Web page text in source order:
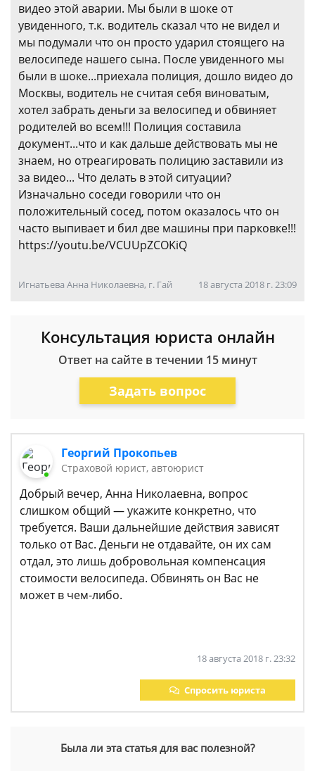
видео этой аварии. Мы были в шоке от
увиденного, т.к. водитель сказал что не видел и
мы подумали что он просто ударил стоящего на
велосипеде нашего сына. После увиденного мы
были в шоке...приехала полиция, дошло видео до
Москвы, водитель не считая себя виноватым,
хотел забрать деньги за велосипед и обвиняет
родителей во всем!!! Полиция составила
документ...что и как дальше действовать мы не
знаем, но отреагировать полицию заставили из
за видео... Что делать в этой ситуации?
Изначально соседи говорили что он
положительный сосед, потом оказалось что он
часто выпивает и бил две машины при парковке!!!
https://youtu.be/VCUUpZCOKiQ
Игнатьева Анна Николаевна, г. Гай 18 августа 2018 г. 23:09
Консультация юриста онлайн
Ответ на сайте в течении 15 минут
Задать вопрос
Георгий Прокопьев
Страховой юрист, автоюрист
Добрый вечер, Анна Николаевна, вопрос
слишком общий — укажите конкретно, что
требуется. Ваши дальнейшие действия зависят
только от Вас. Деньги не отдавайте, он их сам
отдал, это лишь добровольная компенсация
стоимости велосипеда. Обвинять он Вас не
может в чем-либо.
18 августа 2018 г. 23:32
Спросить юриста
Была ли эта статья для вас полезной?